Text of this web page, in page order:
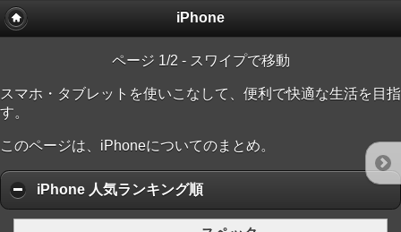
iPhone
ページ 1/2 - スワイプで移動
スマホ・タブレットを使いこなして、便利で快適な生活を目指
す。
このページは、iPhoneについてのまとめ。
iPhone 人気ランキング順